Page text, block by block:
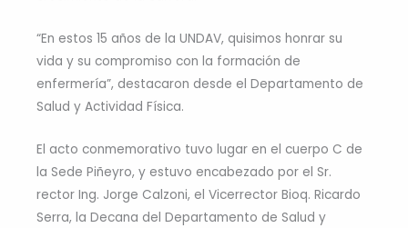
“En estos 15 años de la UNDAV, quisimos honrar su
vida y su compromiso con la formación de
enfermería”, destacaron desde el Departamento de
Salud y Actividad Física.
El acto conmemorativo tuvo lugar en el cuerpo C de
la Sede Piñeyro, y estuvo encabezado por el Sr.
rector Ing. Jorge Calzoni, el Vicerrector Bioq. Ricardo
Serra, la Decana del Departamento de Salud y